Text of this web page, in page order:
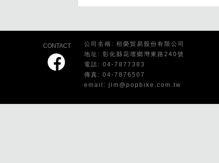
CONTACT
公司名稱: 桓榮貿易股份有限公司
地址: 彰化縣花壇鄉灣東路240號
電話: 04-7877383
傳真: 04-7876507
email: jim@popbike.com.tw